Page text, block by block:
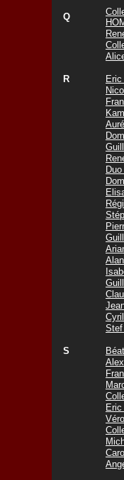
Q
R
S